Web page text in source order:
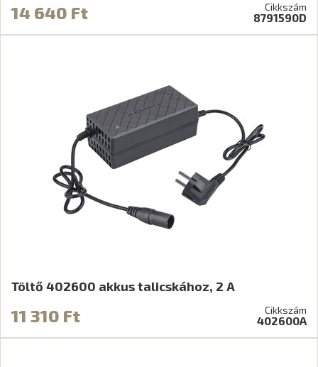
14 640 Ft Cikkszám
8791590D
Töltő 402600 akkus talicskához, 2 A
11 310 Ft Cikkszám
402600A